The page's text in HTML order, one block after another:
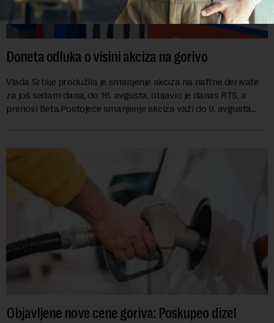
Doneta odluka o visini akciza na gorivo
Vlada Srbije produžila je smanjenje akciza na naftne derivate
za još sedam dana, do 16. avgusta, objavio je danas RTS, a
prenosi Beta.Postojeće smanjenje akciza važi do 9. avgusta
Objavljene nove cene goriva: Poskupeo dizel